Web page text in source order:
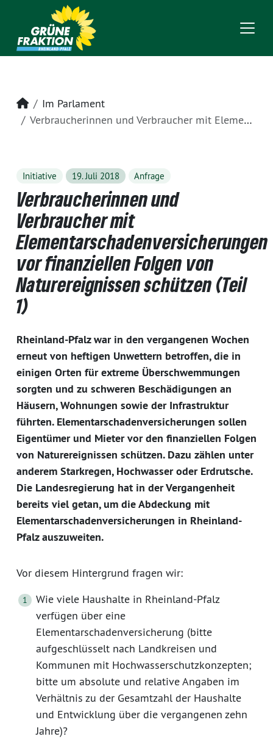
Startseite
Im Parlament
Verbraucherinnen und Verbraucher mit Elementarschadenversicherungen vor finanziellen Folgen von Naturereignissen schützen (Teil 1)
Initiative 19. Juli 2018 Anfrage
Verbraucherinnen und
Verbraucher mit
Elementarschadenversicherungen
vor finanziellen Folgen von
Naturereignissen schützen (Teil
1)
Rheinland-Pfalz war in den vergangenen Wochen
erneut von heftigen Unwettern betroffen, die in
einigen Orten für extreme Überschwemmungen
sorgten und zu schweren Beschädigungen an
Häusern, Wohnungen sowie der Infrastruktur
führten. Elementarschadenversicherungen sollen
Eigentümer und Mieter vor den finanziellen Folgen
von Naturereignissen schützen. Dazu zählen unter
anderem Starkregen, Hochwasser oder Erdrutsche.
Die Landesregierung hat in der Vergangenheit
bereits viel getan, um die Abdeckung mit
Elementarschadenversicherungen in Rheinland-
Pfalz auszuweiten.
Vor diesem Hintergrund fragen wir:
Wie viele Haushalte in Rheinland-Pfalz
verfügen über eine
Elementarschadenversicherung (bitte
aufgeschlüsselt nach Landkreisen und
Kommunen mit Hochwasserschutzkonzepten;
bitte um absolute und relative Angaben im
Verhältnis zu der Gesamtzahl der Haushalte
und Entwicklung über die vergangenen zehn
Jahre)?